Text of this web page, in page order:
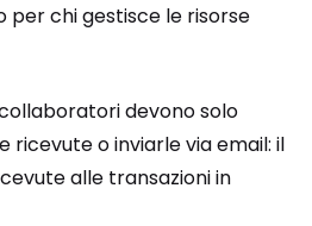
per chi gestisce le risorse
devono solo
ricevute o inviarle via email: il
alle transazioni in